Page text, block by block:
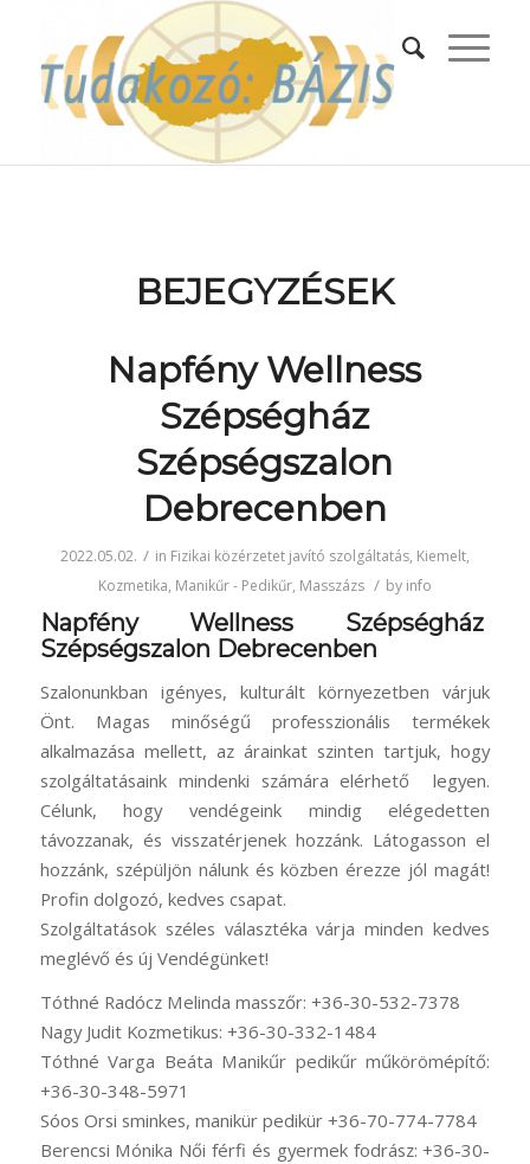
BEJEGYZÉSEK
Napfény Wellness
Szépségház
Szépségszalon
Debrecenben
2022.05.02. / in Fizikai közérzetet javító szolgáltatás, Kiemelt,
Kozmetika, Manikűr - Pedikűr, Masszázs / by info
Napfény Wellness Szépségház
Szépségszalon Debrecenben
Szalonunkban igényes, kulturált környezetben várjuk
Önt. Magas minőségű professzionális termékek
alkalmazása mellett, az árainkat szinten tartjuk, hogy
szolgáltatásaink mindenki számára elérhető legyen.
Célunk, hogy vendégeink mindig elégedetten
távozzanak, és visszatérjenek hozzánk. Látogasson el
hozzánk, szépüljön nálunk és közben érezze jól magát!
Profin dolgozó, kedves csapat.
Szolgáltatások széles választéka várja minden kedves
meglévő és új Vendégünket!
Tóthné Radócz Melinda masszőr: +36-30-532-7378
Nagy Judit Kozmetikus: +36-30-332-1484
Tóthné Varga Beáta Manikűr pedikűr műkörömépítő:
+36-30-348-5971
Sóos Orsi sminkes, manikür pedikür +36-70-774-7784
Berencsi Mónika Női férfi és gyermek fodrász: +36-30-